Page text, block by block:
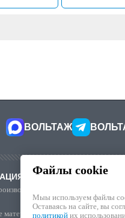
ВОЛЬТАЖ
Как
Наши
Файлы cookie
Мыы используем файлы
Оставаясь на сайте, вы
политикой их